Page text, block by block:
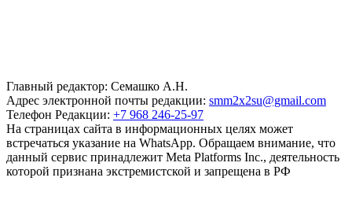
Главный редактор: Семашко А.Н.
Адрес электронной почты редакции: smm2x2su@gmail.com
Телефон Редакции: +7 968 246-25-97
На страницах сайта в информационных целях может
встречаться указание на WhatsApp. Обращаем внимание, что
данный сервис принадлежит Meta Platforms Inc., деятельность
которой признана экстремистской и запрещена в РФ